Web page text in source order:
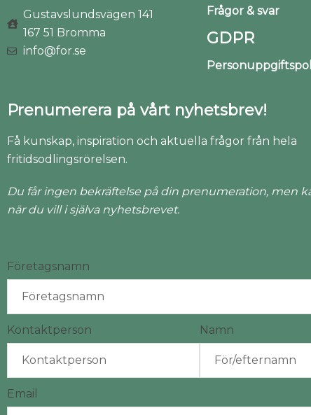
Gustavslundsvägen 141
167 51 Bromma
info@for.se
Frågor & svar
GDPR
Prenumerera på vårt nyhetsbrev!
Få kunskap, inspiration och aktuella frågor från hela
fritidsodlingsrörelsen.
Du får ingen bekräftelse på din prenumeration, men
när du vill i själva nyhetsbrevet.
Företagsnamn
Kontaktperson Namn
Email